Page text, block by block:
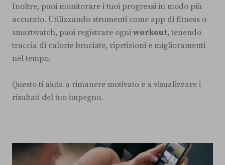
Inoltre, puoi monitorare i tuoi progressi in modo più
accurato. Utilizzando strumenti come app di fitness o
smartwatch, puoi registrare ogni workout, tenendo
traccia di calorie bruciate, ripetizioni e miglioramenti
nel tempo.
Questo ti aiuta a rimanere motivato e a visualizzare i
risultati del tuo impegno.